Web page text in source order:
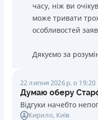
часу, ніж ви
може тривати
особливостей
Дякуємо за
22 липня 2026 р. о 19:20
Думаю оберу
Відгуки начебто
Кирило, Київ